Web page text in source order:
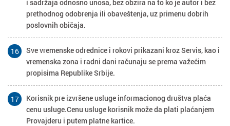
i sadržaja odnosno unosa, bez obzira na to ko je autor i bez
prethodnog odobrenja ili obaveštenja, uz primenu dobrih
poslovnih običaja.
16
Sve vremenske odrednice i rokovi prikazani kroz Servis, kao i
vremenska zona i radni dani računaju se prema važećim
propisima Republike Srbije.
17
Korisnik pre izvršene usluge informacionog društva plaća
cenu usluge.Cenu usluge korisnik može da plati plaćanjem
Provajderu i putem platne kartice.